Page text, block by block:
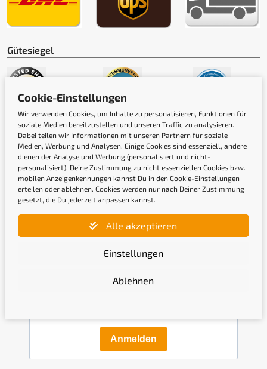
Gütesiegel
Newsletter
Gib hier Deine E-Mail-Adresse ein, um Dich
Anmelden
Cookie-Einstellungen
Wir verwenden Cookies, um Inhalte zu personalisieren, Funktionen für
soziale Medien bereitzustellen und unseren Traffic zu analysieren.
Dabei teilen wir Informationen mit unseren Partnern für soziale
Medien, Werbung und Analysen. Einige Cookies sind essenziell, andere
dienen der Analyse und Werbung (personalisiert und nicht-
personalisiert). Deine Zustimmung zu nicht essenziellen Cookies bzw.
mobilen Anzeigenkennungen kannst Du in den Cookie-Einstellungen
erteilen oder ablehnen. Cookies werden nur nach Deiner Zustimmung
gesetzt, die Du jederzeit anpassen kannst.
Alle akzeptieren
Einstellungen
Ablehnen